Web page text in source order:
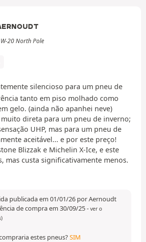
20 North Pole
silencioso para um pneu de
tanto em piso molhado como
gelo. (ainda não apanhei neve)
direta para um pneu de inverno;
UHP, mas para um pneu de
aceitável... e por este preço!
Blizzak e Michelin X-Ice, e este
mas custa significativamente menos.
publicada em 01/01/26 por Aernoudt
de compra em 30/09/25- ver o
estes pneus?SIM